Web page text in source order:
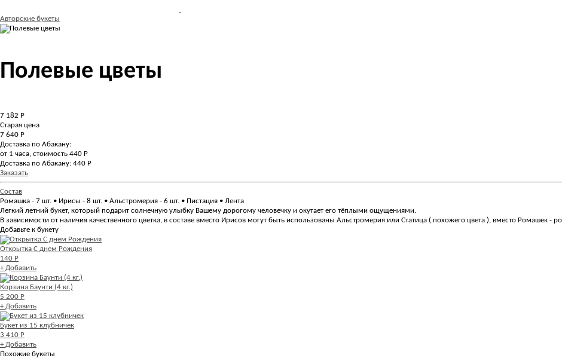
Авторские букеты
Полевые цветы
7 182 Р
Старая цена
7 640 Р
Доставка по Абакану:
от 1 часа, стоимость 440 Р
Доставка по Абакану: 440 Р
Заказать
Состав
Ромашка - 7 шт. • Ирисы - 8 шт. • Альстромерия - 6 шт. • Пистация • Лента
Легкий летний букет, который подарит солнечную улыбку Вашему дорогому человечку и окутает его тёплыми ощущениями.
В зависимости от наличия качественного цветка, в составе вместо Ирисов могут быть использованы Альстромерия или Статица ( похожего цвета ), вместо Ромашек -
Добавьте к букету
Открытка С днем Рождения
140 Р
+ Добавить
Корзина Баунти (4 кг.)
5 200 Р
+ Добавить
Букет из 15 клубничек
3 410 Р
+ Добавить
Похожие букеты